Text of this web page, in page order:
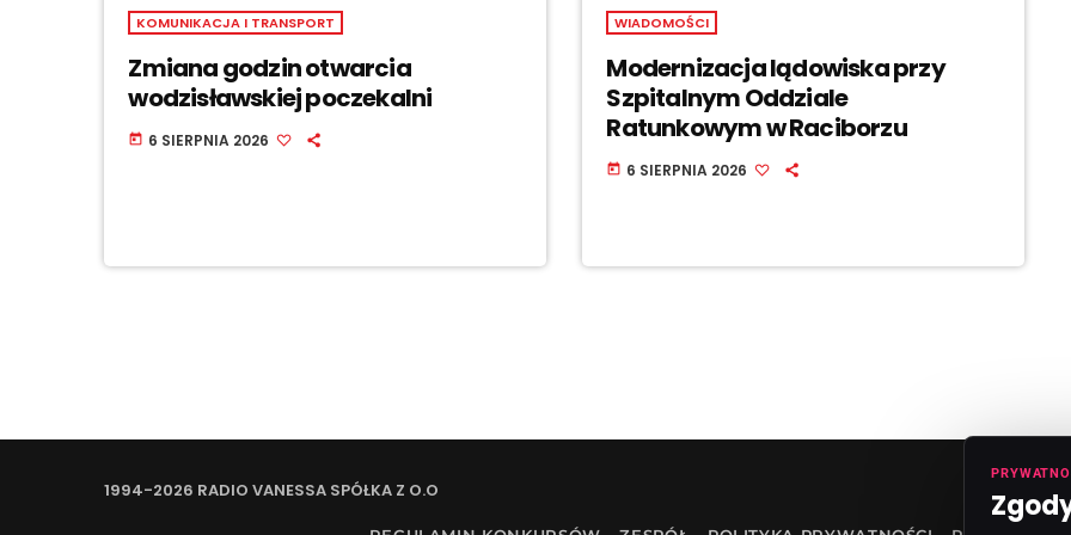
KOMUNIKACJA I TRANSPORT
Zmiana godzin otwarcia
wodzisławskiej poczekalni
today 6 SIERPNIA 2026
WIADOMOŚCI
Modernizacja lądowiska przy
Szpitalnym Oddziale
Ratunkowym w Raciborzu
today 6 SIERPNIA 2026
1994-2026 RADIO VANESSA SPÓŁKA Z O.O